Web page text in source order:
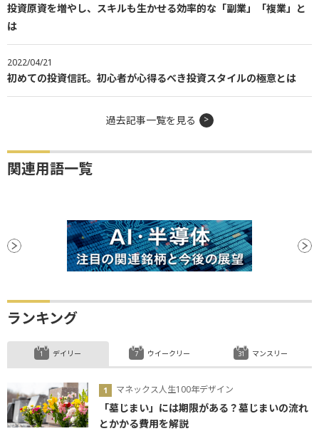
投資原資を増やし、スキルも生かせる効率的な「副業」「複業」と
は
2022/04/21
初めての投資信託。初心者が心得るべき投資スタイルの極意とは
過去記事一覧を見る
関連用語一覧
ランキング
デイリー
マネックス人生100年デザイン
「墓じまい」には期限がある？墓じまいの流れ
とかかる費用を解説
ウイークリー マンスリー